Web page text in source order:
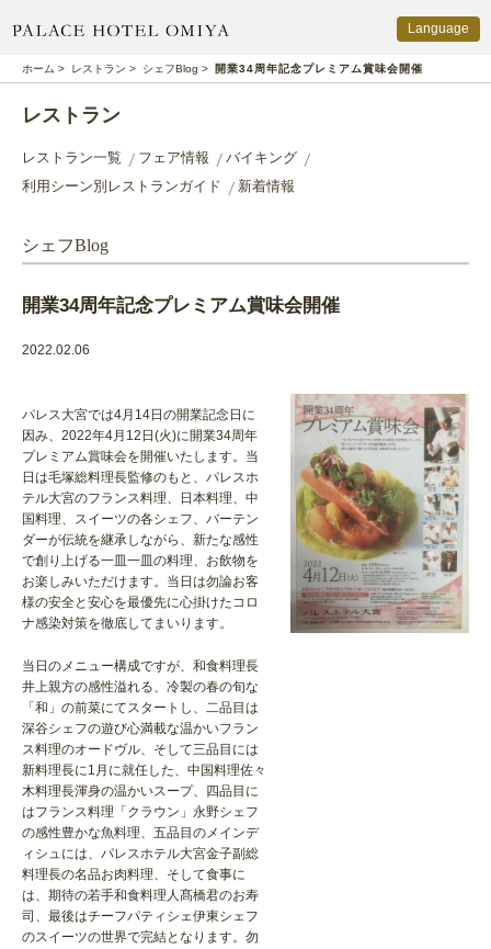
Language
ホーム > レストラン > シェフBlog > 開業34周年記念プレミアム賞味会開催
レストラン
レストラン一覧 フェア情報
バイキング
利用シーン別レストランガイド
新着情報
シェフBlog
開業34周年記念プレミアム賞味会開催
2022.02.06
パレス大宮では4月14日の開業記念日に
因み、2022年4月12日(火)に開業34周年
プレミアム賞味会を開催いたします。当
日は毛塚総料理長監修のもと、パレスホ
テル大宮のフランス料理、日本料理、中
国料理、スイーツの各シェフ、バーテン
ダーが伝統を継承しながら、新たな感性
で創り上げる一皿一皿の料理、お飲物を
お楽しみいただけます。当日は勿論お客
様の安全と安心を最優先に心掛けたコロ
ナ感染対策を徹底してまいります。
当日のメニュー構成ですが、和食料理長
井上親方の感性溢れる、冷製の春の旬な
「和」の前菜にてスタートし、二品目は
深谷シェフの遊び心満載な温かいフラン
ス料理のオードヴル、そして三品目には
新料理長に1月に就任した、中国料理佐々
木料理長渾身の温かいスープ、四品目に
はフランス料理「クラウン」永野シェフ
の感性豊かな魚料理、五品目のメインデ
ィシュには、パレスホテル大宮金子副総
料理長の名品お肉料理、そして食事に
は、期待の若手和食料理人髙橋君のお寿
司、最後はチーフパティシェ伊東シェフ
のスイーツの世界で完結となります。勿